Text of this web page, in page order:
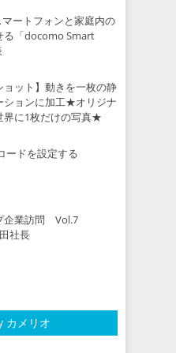
ートフォンと家庭内の
る「docomo Smart
ョット】動きを一枚の静
ションに加工★オリジナ
界に1枚だけの写真★
ードを設定する
企業訪問 Vol.7
社長
カメリオ